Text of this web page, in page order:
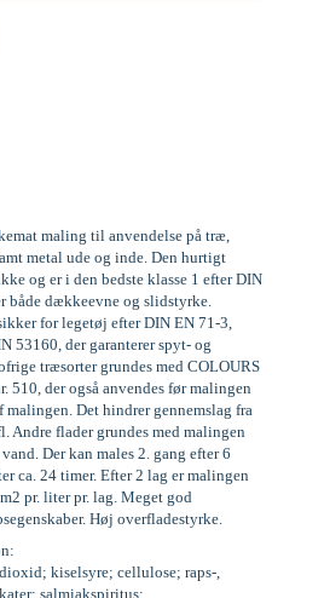
maling til anvendelse på træ,
metal ude og inde. Den hurtigt
og er i den bedste klasse 1 efter DIN
både dækkeevne og slidstyrke.
for legetøj efter DIN EN 71-3,
53160, der garanterer spyt- og
træsorter grundes med COLOURS
510, der også anvendes før malingen
malingen. Det hindrer gennemslag fra
Andre flader grundes med malingen
Der kan males 2. gang efter 6
ca. 24 timer. Efter 2 lag er malingen
pr. liter pr. lag. Meget god
Høj overfladestyrke.
kiselsyre; cellulose; raps-,
salmiakspiritus;